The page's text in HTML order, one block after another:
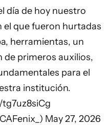
día de hoy nuestro
el que fueron hurtadas
herramientas, un
de primeros auxilios,
para el
institución.
May 27, 2026